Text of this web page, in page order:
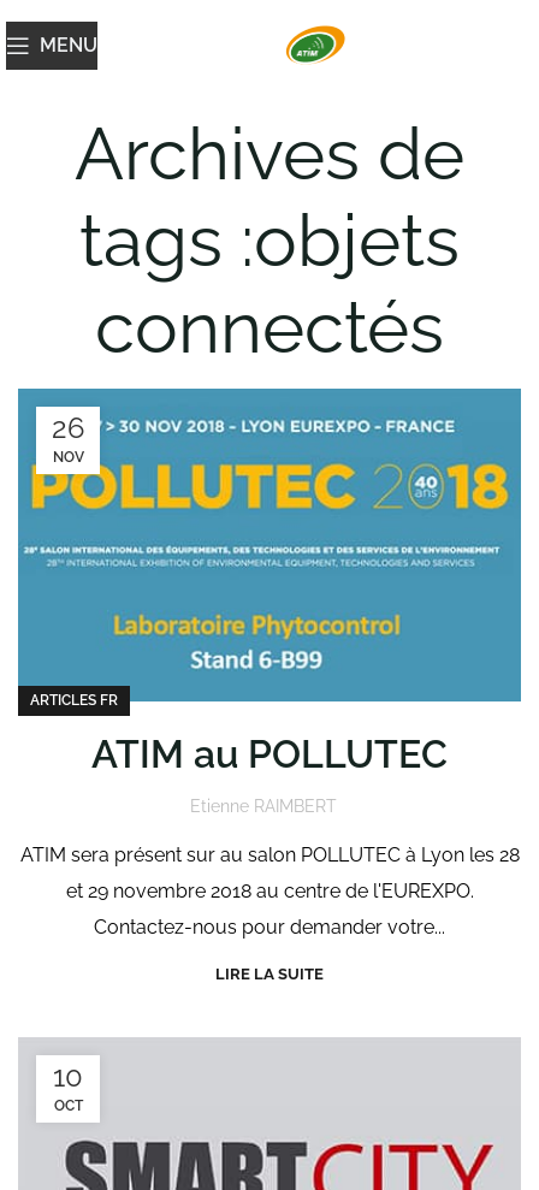
MENU
Archives de
tags :objets
connectés
26
NOV
ARTICLES FR
ATIM au POLLUTEC
Etienne RAIMBERT
ATIM sera présent sur au salon POLLUTEC à Lyon les 28
et 29 novembre 2018 au centre de l'EUREXPO.
Contactez-nous pour demander votre...
LIRE LA SUITE
10
OCT